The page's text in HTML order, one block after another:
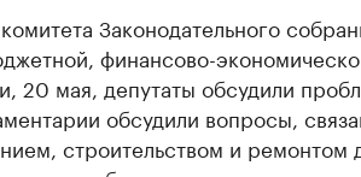
Законодательного
финансово-
20 мая, депутаты обсудили
обсудили вопросы,
строительством и ремонтом